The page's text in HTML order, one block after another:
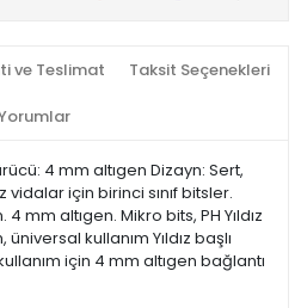
ve Teslimat Taksit Seçenekleri
4 mm altıgen Dizayn: Sert,
vidalar için birinci sınıf bitsler.
mm altıgen. Mikro bits, PH Yıldız
kullanım Yıldız başlı
için 4 mm altıgen bağlantı